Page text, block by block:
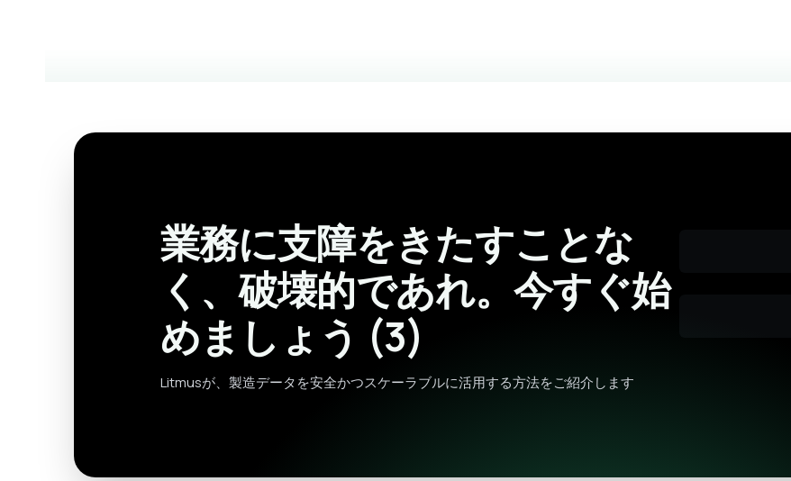
業務に支障をきたすことな
く、破壊的であれ。今すぐ始
めましょう (3)
Litmusが、製造データを安全かつスケーラブルに活用する方法をご紹介します